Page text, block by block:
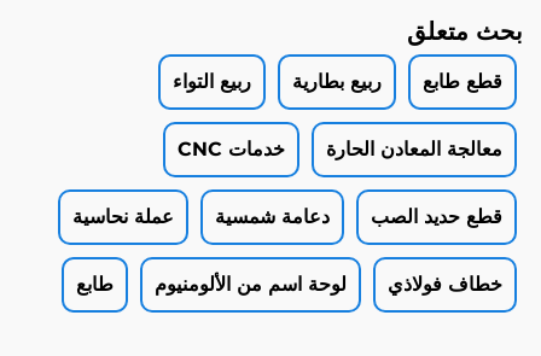
بحث متعلق
قطع طابع ربيع بطارية ربيع التواء
معالجة المعادن الحارة خدمات CNC
قطع حديد الصب دعامة شمسية عملة نحاسية
خطاف فولاذي لوحة اسم من الألومنيوم طابع